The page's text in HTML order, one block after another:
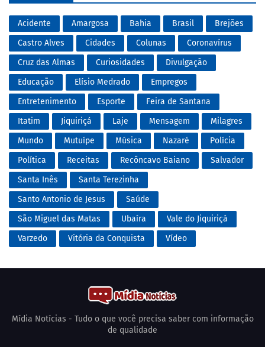
Acidente Amargosa Bahia Brasil
Brejões
Castro Alves
Cidades Colunas
Coronavírus
Cruz das Almas
Curiosidades
Divulgação
Educação
Elísio Medrado
Empregos
Entretenimento
Esporte
Feira de Santana
Itatim
Jiquiriçá Laje Mensagem
Milagres
Mundo
Mutuípe Música Nazaré
Polícia
Política
Receitas Recôncavo Baiano
Salvador
Santa Inês
Santa Terezinha
Santo Antonio de Jesus
Saúde
São Miguel das Matas
Ubaíra
Vale do Jiquiriçá
Varzedo
Vitória da Conquista Vídeo
Mídia Notícias - Tudo o que você precisa saber com informação
de qualidade